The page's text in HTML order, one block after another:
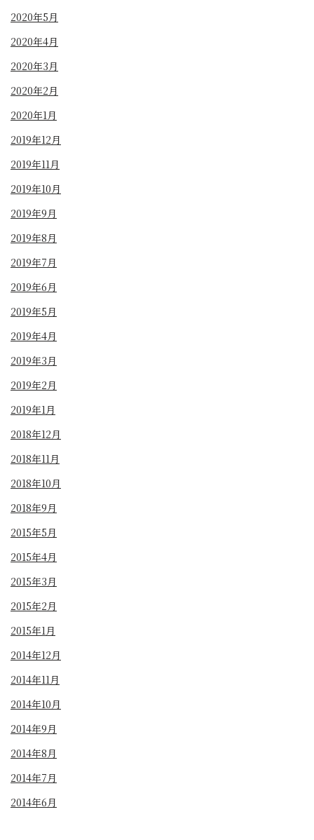
2020年5月
2020年4月
2020年3月
2020年2月
2020年1月
2019年12月
2019年11月
2019年10月
2019年9月
2019年8月
2019年7月
2019年6月
2019年5月
2019年4月
2019年3月
2019年2月
2019年1月
2018年12月
2018年11月
2018年10月
2018年9月
2015年5月
2015年4月
2015年3月
2015年2月
2015年1月
2014年12月
2014年11月
2014年10月
2014年9月
2014年8月
2014年7月
2014年6月